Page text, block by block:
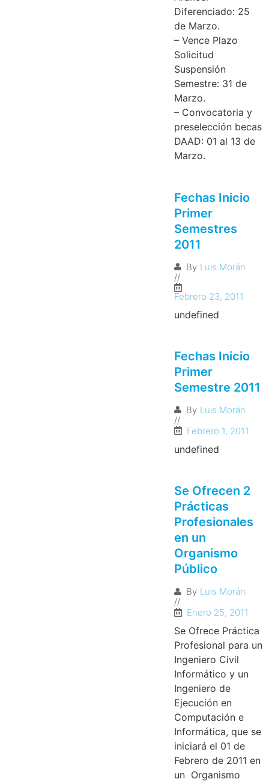
Diferenciado: 25
de Marzo.
– Vence Plazo
Solicitud
Suspensión
Semestre: 31 de
Marzo.
– Convocatoria y
preselección becas
DAAD: 01 al 13 de
Marzo.
Fechas Inicio
Primer
Semestres
2011
By Luis Morán
//
Febrero 23, 2011
undefined
Fechas Inicio
Primer
Semestre 2011
By Luis Morán
//
Febrero 1, 2011
undefined
Se Ofrecen 2
Prácticas
Profesionales
en un
Organismo
Público
By Luis Morán
//
Enero 25, 2011
Se Ofrece Práctica
Profesional para un
Ingeniero Civil
Informático y un
Ingeniero de
Ejecución en
Computación e
Informática, que se
iniciará el 01 de
Febrero de 2011 en
un Organismo